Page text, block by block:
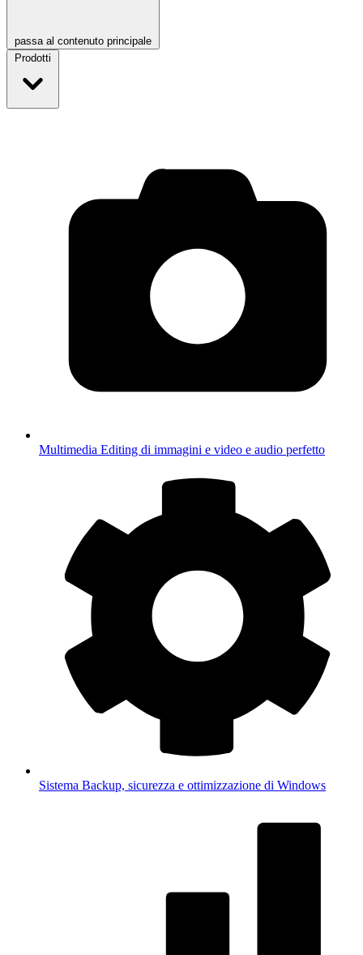
passa al contenuto principale
Prodotti
Multimedia Editing di immagini e video e audio perfetto
Sistema Backup, sicurezza e ottimizzazione di Windows